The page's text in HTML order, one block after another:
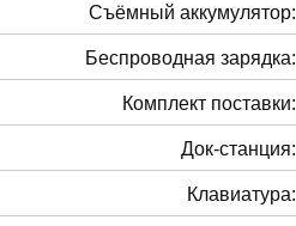
Cъёмный аккумулятор:
Беспроводная зарядка:
Комплект поставки:
Док-станция:
Клавиатура: